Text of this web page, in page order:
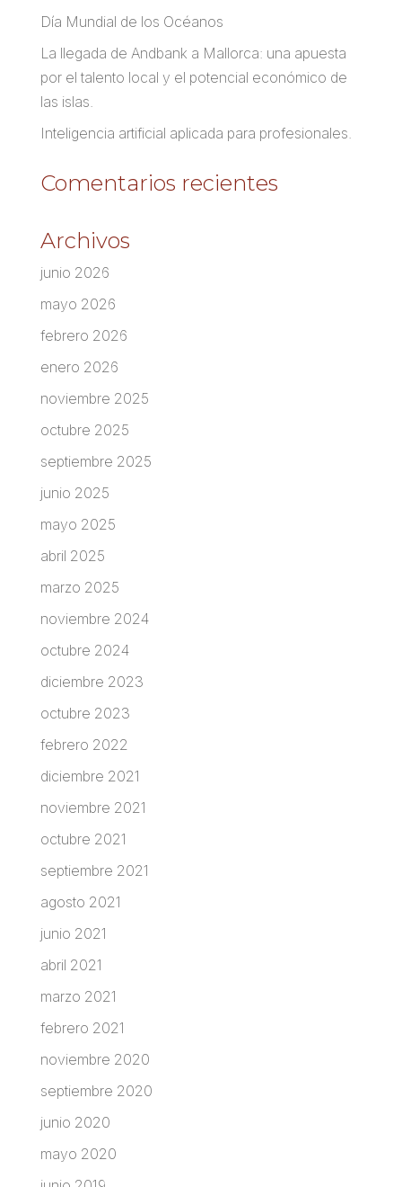
Día Mundial de los Océanos
La llegada de Andbank a Mallorca: una apuesta
por el talento local y el potencial económico de
las islas.
Inteligencia artificial aplicada para profesionales.
Comentarios recientes
Archivos
junio 2026
mayo 2026
febrero 2026
enero 2026
noviembre 2025
octubre 2025
septiembre 2025
junio 2025
mayo 2025
abril 2025
marzo 2025
noviembre 2024
octubre 2024
diciembre 2023
octubre 2023
febrero 2022
diciembre 2021
noviembre 2021
octubre 2021
septiembre 2021
agosto 2021
junio 2021
abril 2021
marzo 2021
febrero 2021
noviembre 2020
septiembre 2020
junio 2020
mayo 2020